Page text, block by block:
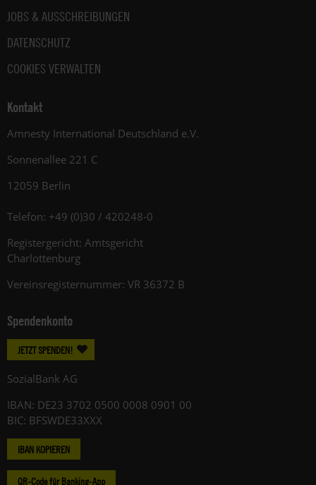
JOBS & AUSSCHREIBUNGEN
DATENSCHUTZ
COOKIES VERWALTEN
Kontakt
Amnesty International Deutschland e.V.
Sonnenallee 221 C
12059 Berlin
Telefon: +49 (0)30 / 420248-0
Registergericht: Amtsgericht
Charlottenburg
Vereinsregisternummer: VR 36372 B
Spendenkonto
JETZT SPENDEN!
SozialBank AG
IBAN: DE23 3702 0500 0008 0901 00
BIC: BFSWDE33XXX
IBAN KOPIEREN
QR-Code für Banking-App